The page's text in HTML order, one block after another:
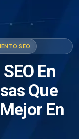
SEO
En
Que
En